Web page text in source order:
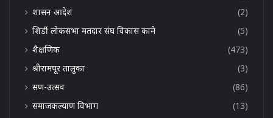
शासन आदेश
(2)
शिर्डी लोकसभा मतदार संघ विकास कामे
(5)
शैक्षणिक
(473)
श्रीरामपूर तालुका
(3)
सण-उत्सव
(86)
समाजकल्याण विभाग
(13)